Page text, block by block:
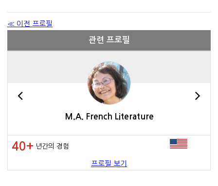
≪ 이전 프로필
관련 프로필
M.A. French Literature
40+ 년간의 경험
프로필 보기